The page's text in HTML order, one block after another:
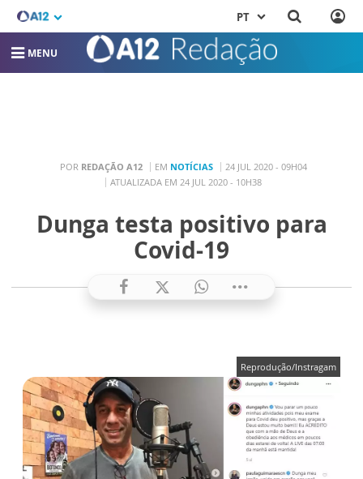
PT
MENU
POR REDAÇÃO A12 EM NOTÍCIAS
24 JUL 2020 - 09H04
ATUALIZADA EM 24 JUL 2020 - 10H38
Dunga testa positivo para
Covid-19
Reprodução/Instragam